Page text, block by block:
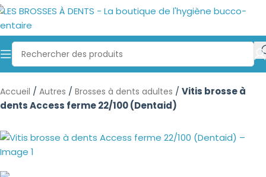
Accueil / Autres / Brosses à dents adultes / Vitis brosse à
dents Access ferme 22/100 (Dentaid)